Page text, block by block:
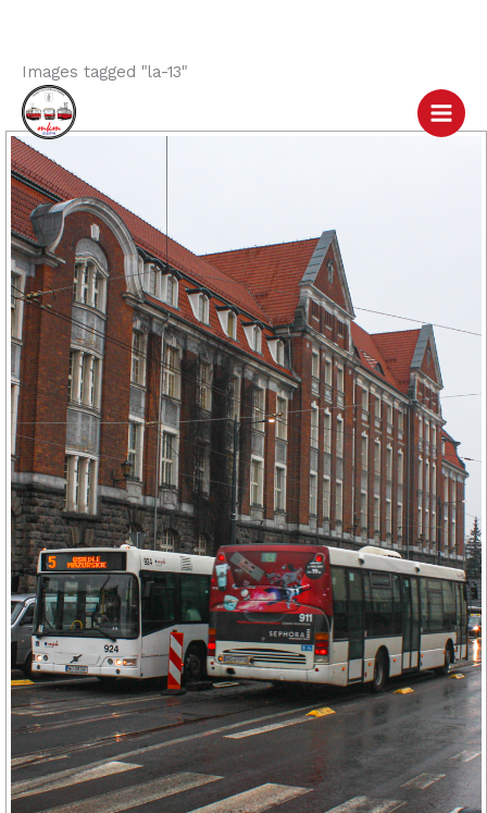
Przejdź
treści
Images tagged "la-13"